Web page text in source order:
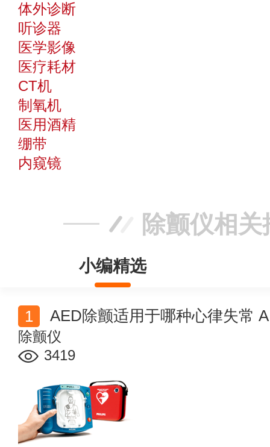
体外诊断
听诊器
医学影像
医疗耗材
CT机
制氧机
医用酒精
绷带
内窥镜
除颤仪相关
小编精选
AED除颤适用于哪种心律失常
除颤仪
3419